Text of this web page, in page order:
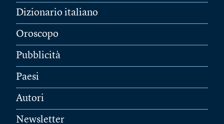
Dizionario italiano
Oroscopo
Pubblicità
Paesi
Autori
Newsletter